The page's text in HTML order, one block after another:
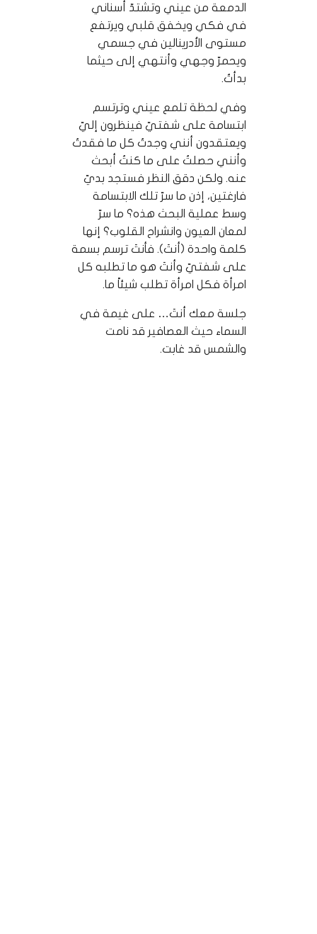
الدمعة من عيني وتشتدّ أسناني
في فكي ويخفق قلبي ويرتفع
مستوى الأدرينالين في جسمي
ويحمرّ وجهي وأنتهي إلى حيثما
بدأتُ.
وفي لحظة تلمع عيني وترتسم
ابتسامة على شفتيّ فينظرون إليّ
ويعتقدون أنني وجدتُ كل ما فقدتُ
وأنني حصلتُ على ما كنتُ أبحث
عنه. ولكن دقق النظر فستجد بديّ
فارغتين، إذن ما سرّ تلك الابتسامة
وسط عملية البحث هذه؟ ما سرّ
لمعان العيون وانشراح القلوب؟ إنها
كلمة واحدة (أنتَ). فأنتَ ترسم بسمة
على شفتيّ وأنتَ هو ما تطلبه كل
امرأة فكل امرأة تطلب شيئاً ما.
جلسة معك أنتَ… على غيمة في
السماء حيث العصافير قد نامت
والشمس قد غابت.